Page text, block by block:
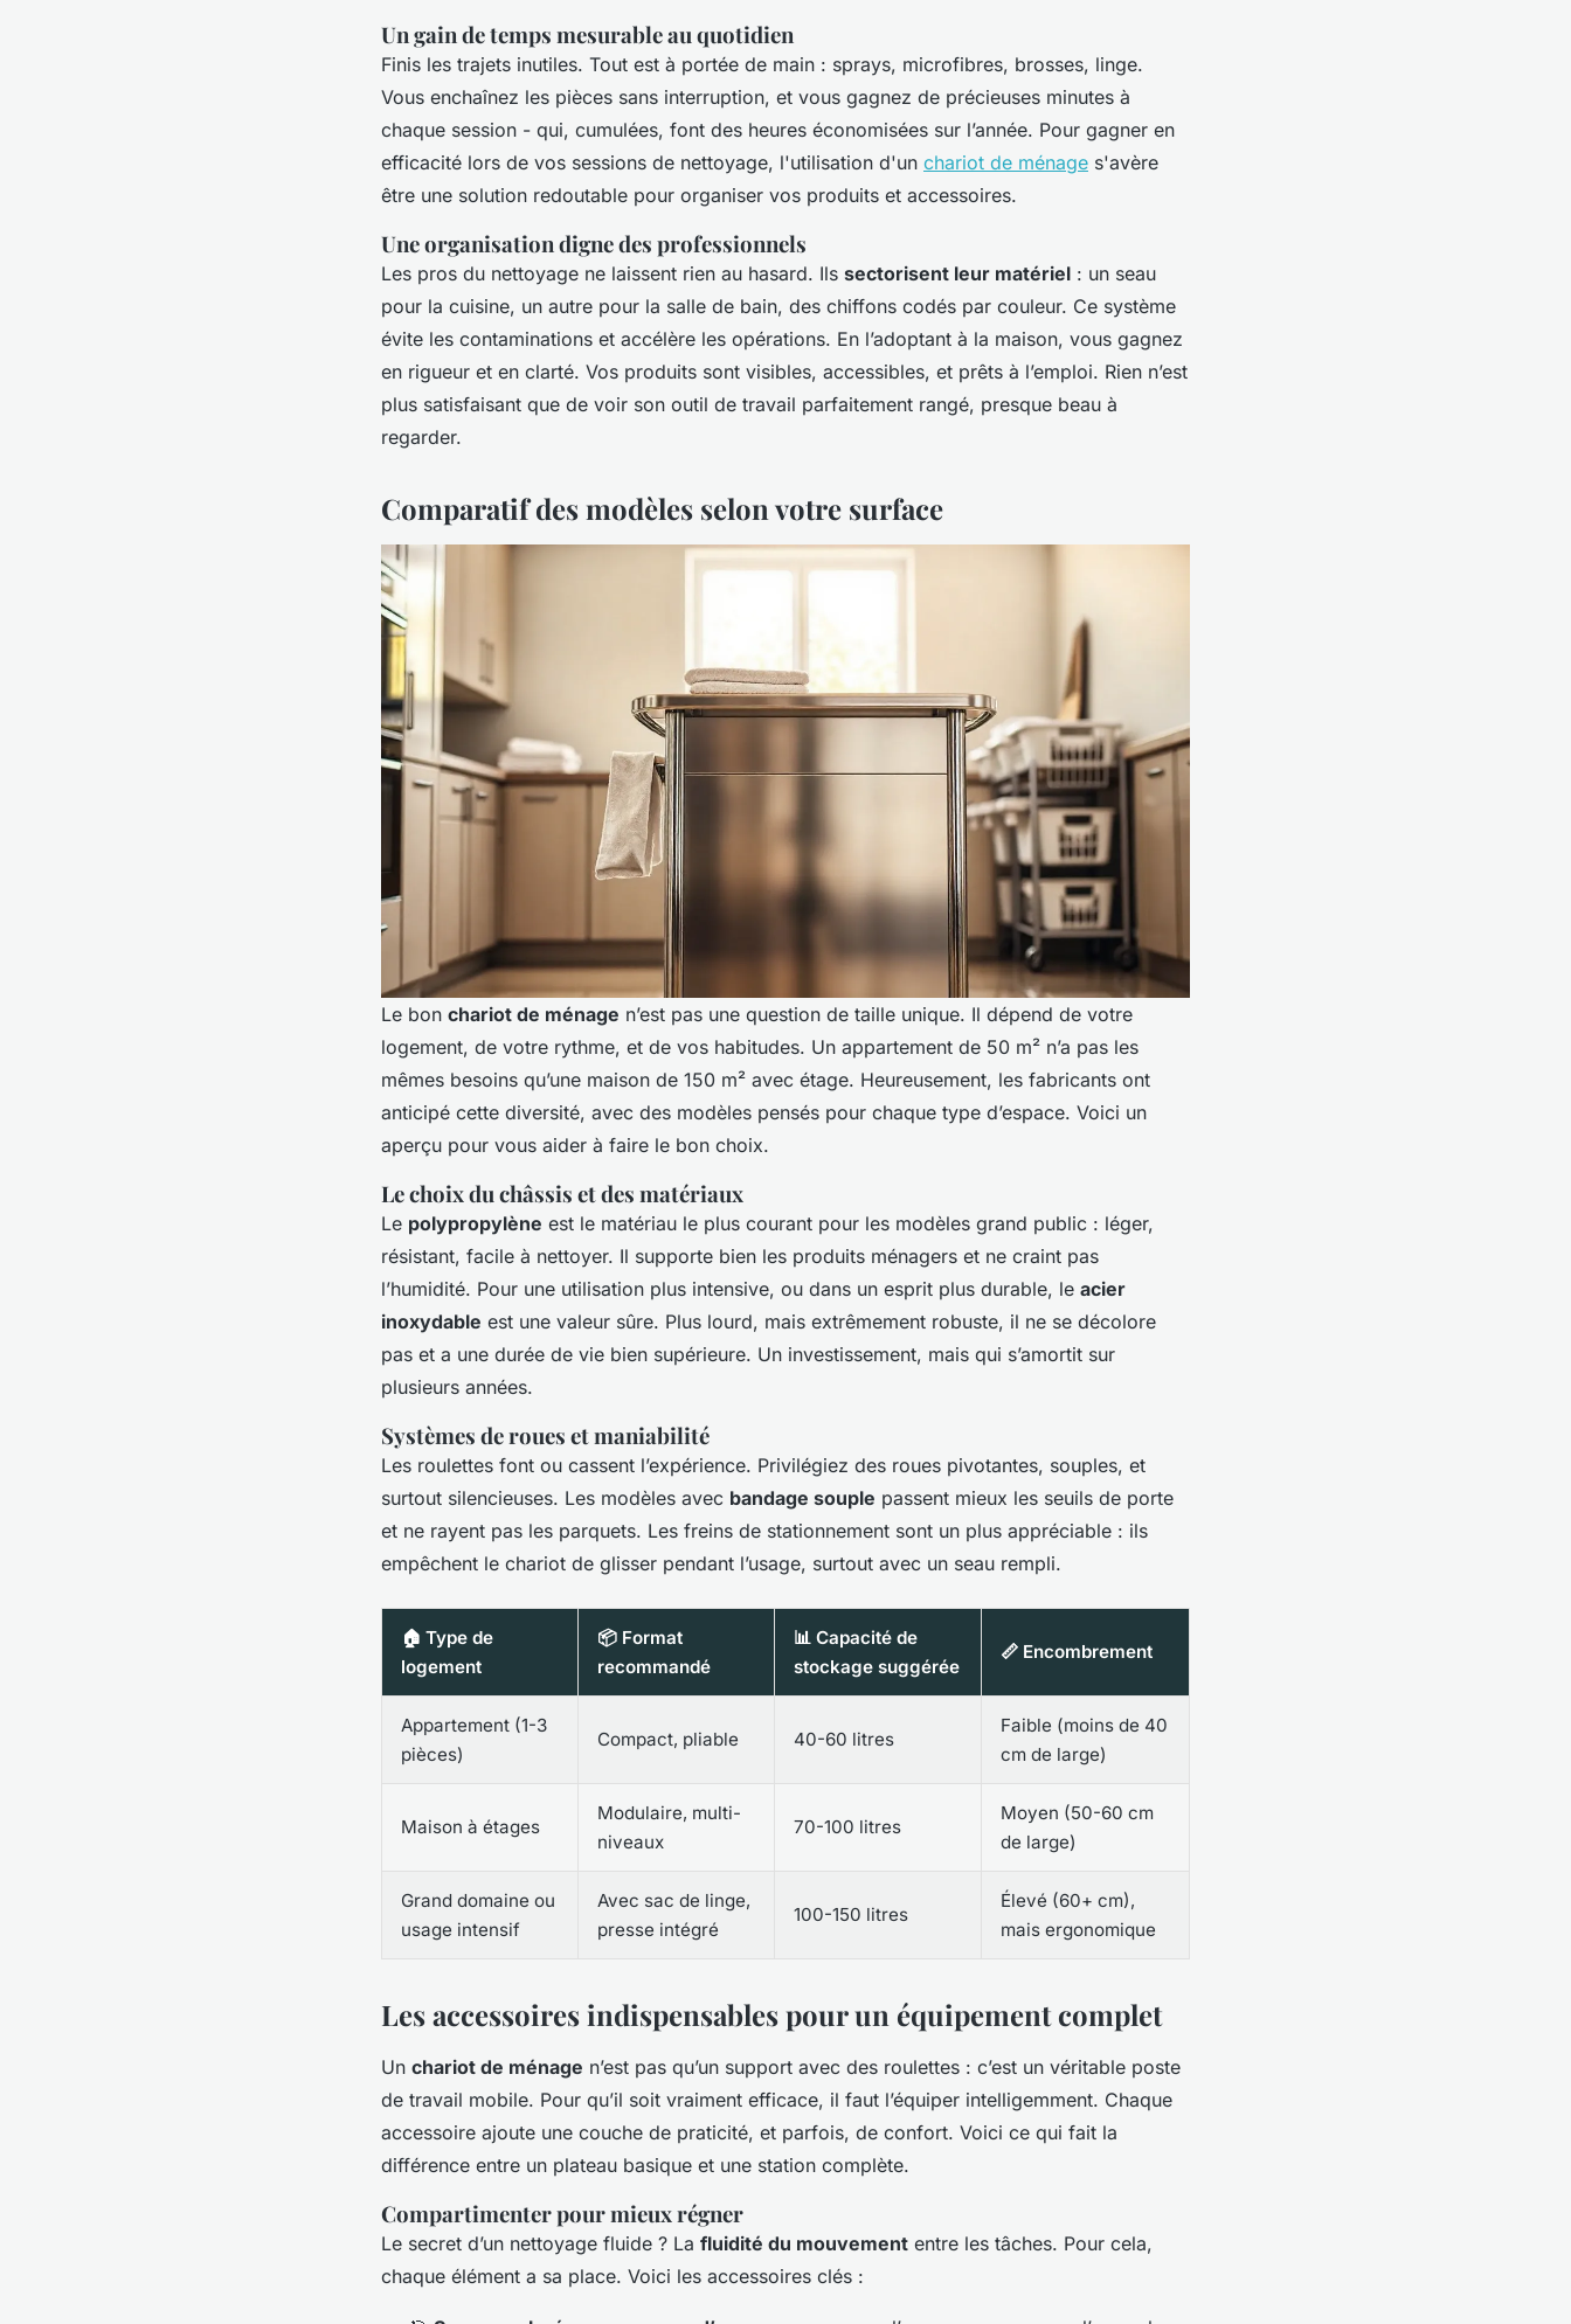
Un gain de temps mesurable au quotidien
Finis les trajets inutiles. Tout est à portée de main : sprays, microfibres, brosses, linge.
Vous enchaînez les pièces sans interruption, et vous gagnez de précieuses minutes à
chaque session - qui, cumulées, font des heures économisées sur l’année. Pour gagner en
efficacité lors de vos sessions de nettoyage, l'utilisation d'un chariot de ménage s'avère
être une solution redoutable pour organiser vos produits et accessoires.
Une organisation digne des professionnels
Les pros du nettoyage ne laissent rien au hasard. Ils sectorisent leur matériel : un seau
pour la cuisine, un autre pour la salle de bain, des chiffons codés par couleur. Ce système
évite les contaminations et accélère les opérations. En l’adoptant à la maison, vous gagnez
en rigueur et en clarté. Vos produits sont visibles, accessibles, et prêts à l’emploi. Rien n’est
plus satisfaisant que de voir son outil de travail parfaitement rangé, presque beau à
regarder.
Comparatif des modèles selon votre surface
Le bon chariot de ménage n’est pas une question de taille unique. Il dépend de votre
logement, de votre rythme, et de vos habitudes. Un appartement de 50 m² n’a pas les
mêmes besoins qu’une maison de 150 m² avec étage. Heureusement, les fabricants ont
anticipé cette diversité, avec des modèles pensés pour chaque type d’espace. Voici un
aperçu pour vous aider à faire le bon choix.
Le choix du châssis et des matériaux
Le polypropylène est le matériau le plus courant pour les modèles grand public : léger,
résistant, facile à nettoyer. Il supporte bien les produits ménagers et ne craint pas
l’humidité. Pour une utilisation plus intensive, ou dans un esprit plus durable, le acier
inoxydable est une valeur sûre. Plus lourd, mais extrêmement robuste, il ne se décolore
pas et a une durée de vie bien supérieure. Un investissement, mais qui s’amortit sur
plusieurs années.
Systèmes de roues et maniabilité
Les roulettes font ou cassent l’expérience. Privilégiez des roues pivotantes, souples, et
surtout silencieuses. Les modèles avec bandage souple passent mieux les seuils de porte
et ne rayent pas les parquets. Les freins de stationnement sont un plus appréciable : ils
empêchent le chariot de glisser pendant l’usage, surtout avec un seau rempli.
🏠 Type de
logement
📦 Format
recommandé
📊 Capacité de
stockage suggérée
📏 Encombrement
Appartement (1-3
pièces)
Compact, pliable 40-60 litres
Faible (moins de 40
cm de large)
Maison à étages
Modulaire, multi-
niveaux
70-100 litres
Moyen (50-60 cm
de large)
Grand domaine ou
usage intensif
Avec sac de linge,
presse intégré
100-150 litres
Élevé (60+ cm),
mais ergonomique
Les accessoires indispensables pour un équipement complet
Un chariot de ménage n’est pas qu’un support avec des roulettes : c’est un véritable poste
de travail mobile. Pour qu’il soit vraiment efficace, il faut l’équiper intelligemment. Chaque
accessoire ajoute une couche de praticité, et parfois, de confort. Voici ce qui fait la
différence entre un plateau basique et une station complète.
Compartimenter pour mieux régner
Le secret d’un nettoyage fluide ? La fluidité du mouvement entre les tâches. Pour cela,
chaque élément a sa place. Voici les accessoires clés :